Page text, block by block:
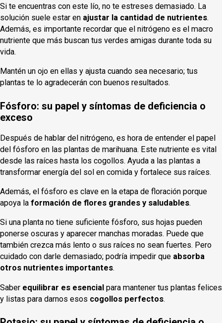
Si te encuentras con este lío, no te estreses demasiado. La
solución suele estar en ajustar la cantidad de nutrientes.
Además, es importante recordar que el nitrógeno es el macro
nutriente que más buscan tus verdes amigas durante toda su
vida.
Mantén un ojo en ellas y ajusta cuando sea necesario; tus
plantas te lo agradecerán con buenos resultados.
Fósforo: su papel y síntomas de deficiencia o
exceso
Después de hablar del nitrógeno, es hora de entender el papel
del fósforo en las plantas de marihuana. Este nutriente es vital
desde las raíces hasta los cogollos. Ayuda a las plantas a
transformar energía del sol en comida y fortalece sus raíces.
Además, el fósforo es clave en la etapa de floración porque
apoya la formación de flores grandes y saludables.
Si una planta no tiene suficiente fósforo, sus hojas pueden
ponerse oscuras y aparecer manchas moradas. Puede que
también crezca más lento o sus raíces no sean fuertes. Pero
cuidado con darle demasiado; podría impedir que absorba
otros nutrientes importantes.
Saber equilibrar es esencial para mantener tus plantas felices
y listas para darnos esos cogollos perfectos.